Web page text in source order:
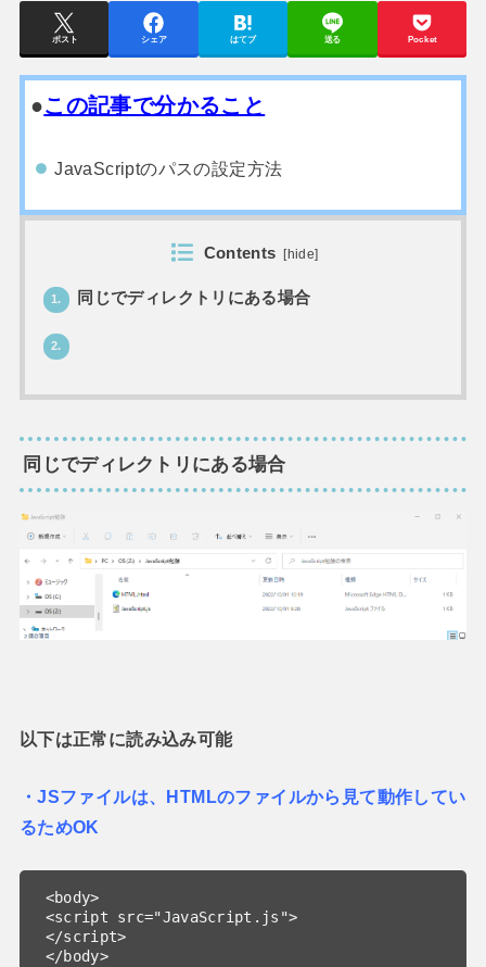
ポスト シェア はてブ 送る Pocket
●この記事で分かること
JavaScriptのパスの設定方法
Contents [hide]
1. 同じでディレクトリにある場合
2.
同じでディレクトリにある場合
以下は正常に読み込み可能
・JSファイルは、HTMLのファイルから見て動作してい
るためOK
<body>
<script src="JavaScript.js">
</script>
</body>